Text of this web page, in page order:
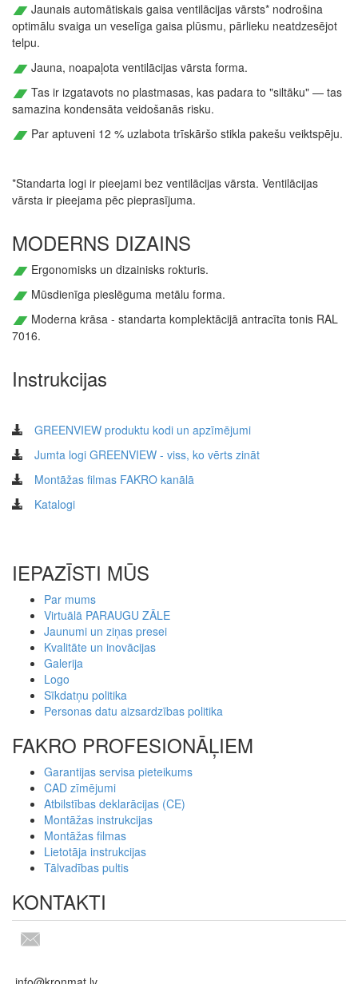
Jaunais automātiskais gaisa ventilācijas vārsts* nodrošina
optimālu svaiga un veselīga gaisa plūsmu, pārlieku neatdzesējot
telpu.
Jauna, noapaļota ventilācijas vārsta forma.
Tas ir izgatavots no plastmasas, kas padara to "siltāku" — tas
samazina kondensāta veidošanās risku.
Par aptuveni 12 % uzlabota trīskāršo stikla pakešu veiktspēju.
*Standarta logi ir pieejami bez ventilācijas vārsta. Ventilācijas
vārsta ir pieejama pēc pieprasījuma.
MODERNS DIZAINS
Ergonomisks un dizainisks rokturis.
Mūsdienīga pieslēguma metālu forma.
Moderna krāsa - standarta komplektācijā antracīta tonis RAL
7016.
Instrukcijas
GREENVIEW produktu kodi un apzīmējumi
Jumta logi GREENVIEW - viss, ko vērts zināt
Montāžas filmas FAKRO kanālā
Katalogi
IEPAZĪSTI MŪS
Par mums
Virtuālā PARAUGU ZĀLE
Jaunumi un ziņas presei
Kvalitāte un inovācijas
Galerija
Logo
Sīkdatņu politika
Personas datu aizsardzības politika
FAKRO PROFESIONĀĻIEM
Garantijas servisa pieteikums
CAD zīmējumi
Atbilstības deklarācijas (CE)
Montāžas instrukcijas
Montāžas filmas
Lietotāja instrukcijas
Tālvadības pultis
KONTAKTI